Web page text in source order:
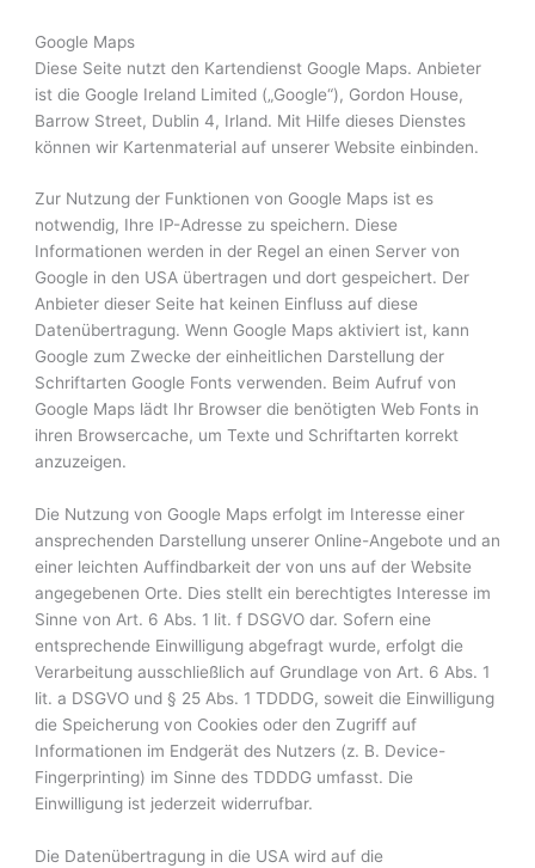
Google Maps
Diese Seite nutzt den Kartendienst Google Maps. Anbieter
ist die Google Ireland Limited („Google“), Gordon House,
Barrow Street, Dublin 4, Irland. Mit Hilfe dieses Dienstes
können wir Kartenmaterial auf unserer Website einbinden.
Zur Nutzung der Funktionen von Google Maps ist es
notwendig, Ihre IP-Adresse zu speichern. Diese
Informationen werden in der Regel an einen Server von
Google in den USA übertragen und dort gespeichert. Der
Anbieter dieser Seite hat keinen Einfluss auf diese
Datenübertragung. Wenn Google Maps aktiviert ist, kann
Google zum Zwecke der einheitlichen Darstellung der
Schriftarten Google Fonts verwenden. Beim Aufruf von
Google Maps lädt Ihr Browser die benötigten Web Fonts in
ihren Browsercache, um Texte und Schriftarten korrekt
anzuzeigen.
Die Nutzung von Google Maps erfolgt im Interesse einer
ansprechenden Darstellung unserer Online-Angebote und an
einer leichten Auffindbarkeit der von uns auf der Website
angegebenen Orte. Dies stellt ein berechtigtes Interesse im
Sinne von Art. 6 Abs. 1 lit. f DSGVO dar. Sofern eine
entsprechende Einwilligung abgefragt wurde, erfolgt die
Verarbeitung ausschließlich auf Grundlage von Art. 6 Abs. 1
lit. a DSGVO und § 25 Abs. 1 TDDDG, soweit die Einwilligung
die Speicherung von Cookies oder den Zugriff auf
Informationen im Endgerät des Nutzers (z. B. Device-
Fingerprinting) im Sinne des TDDDG umfasst. Die
Einwilligung ist jederzeit widerrufbar.
Die Datenübertragung in die USA wird auf die